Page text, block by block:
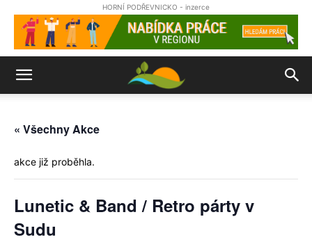
HORNÍ PODŘEVNICKO - inzerce
« Všechny Akce
akce již proběhla.
Lunetic & Band / Retro párty v
Sudu